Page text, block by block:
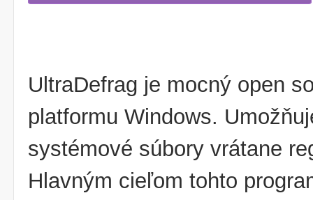
UltraDefrag je mocný open
platformu Windows.
systémové súbory vrátane
Hlavným cieľom tohto